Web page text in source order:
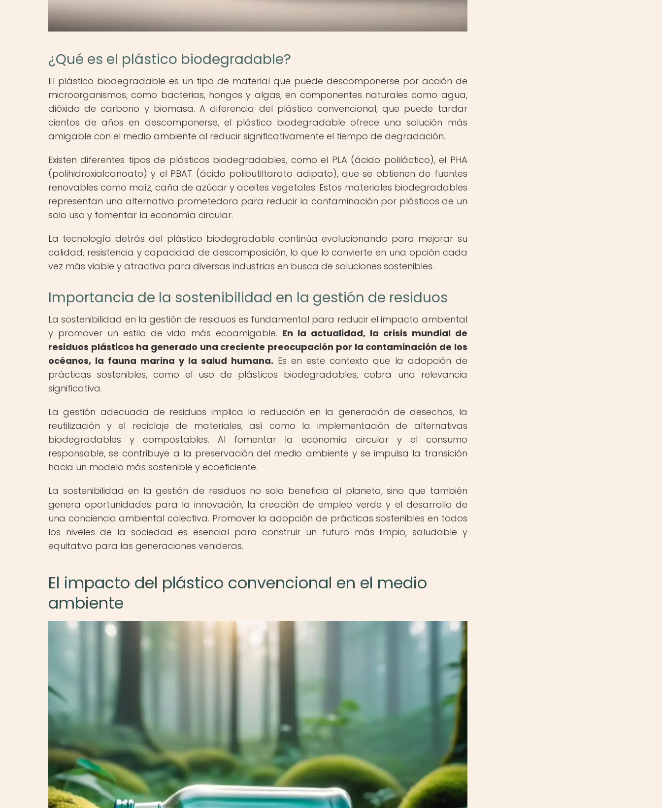
¿Qué es el plástico biodegradable?
El plástico biodegradable es un tipo de material que puede descomponerse por acción de
microorganismos, como bacterias, hongos y algas, en componentes naturales como agua,
dióxido de carbono y biomasa. A diferencia del plástico convencional, que puede tardar
cientos de años en descomponerse, el plástico biodegradable ofrece una solución más
amigable con el medio ambiente al reducir significativamente el tiempo de degradación.
Existen diferentes tipos de plásticos biodegradables, como el PLA (ácido poliláctico), el PHA
(polihidroxialcanoato) y el PBAT (ácido polibutiltarato adipato), que se obtienen de fuentes
renovables como maíz, caña de azúcar y aceites vegetales. Estos materiales biodegradables
representan una alternativa prometedora para reducir la contaminación por plásticos de un
solo uso y fomentar la economía circular.
La tecnología detrás del plástico biodegradable continúa evolucionando para mejorar su
calidad, resistencia y capacidad de descomposición, lo que lo convierte en una opción cada
vez más viable y atractiva para diversas industrias en busca de soluciones sostenibles.
Importancia de la sostenibilidad en la gestión de residuos
La sostenibilidad en la gestión de residuos es fundamental para reducir el impacto ambiental
y promover un estilo de vida más ecoamigable. En la actualidad, la crisis mundial de
residuos plásticos ha generado una creciente preocupación por la contaminación de los
océanos, la fauna marina y la salud humana. Es en este contexto que la adopción de
prácticas sostenibles, como el uso de plásticos biodegradables, cobra una relevancia
significativa.
La gestión adecuada de residuos implica la reducción en la generación de desechos, la
reutilización y el reciclaje de materiales, así como la implementación de alternativas
biodegradables y compostables. Al fomentar la economía circular y el consumo
responsable, se contribuye a la preservación del medio ambiente y se impulsa la transición
hacia un modelo más sostenible y ecoeficiente.
La sostenibilidad en la gestión de residuos no solo beneficia al planeta, sino que también
genera oportunidades para la innovación, la creación de empleo verde y el desarrollo de
una conciencia ambiental colectiva. Promover la adopción de prácticas sostenibles en todos
los niveles de la sociedad es esencial para construir un futuro más limpio, saludable y
equitativo para las generaciones venideras.
El impacto del plástico convencional en el medio
ambiente